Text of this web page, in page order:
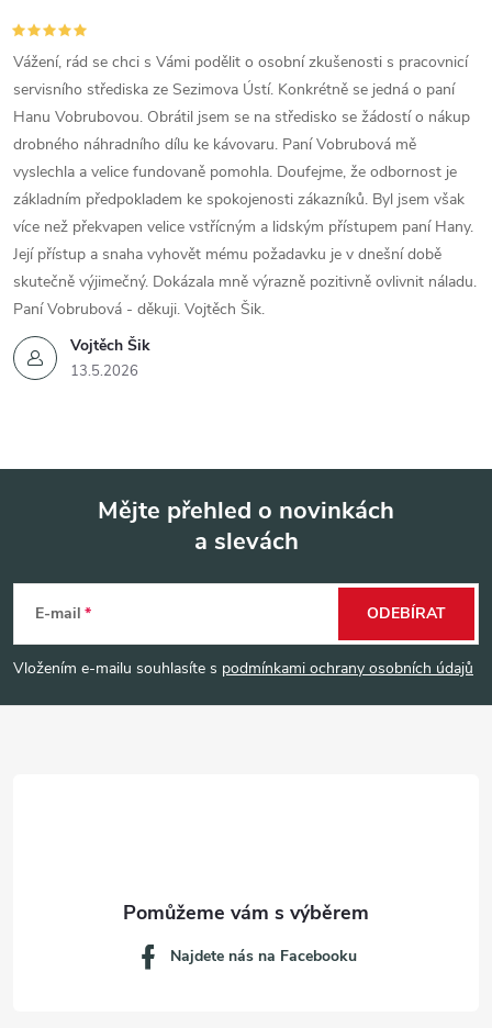
Vojtěch Šik
13.5.2026
Vážení, rád se chci s Vámi podělit o osobní zkušenosti s pracovnicí
servisního střediska ze Sezimova Ústí. Konkrétně se jedná o paní
Hanu Vobrubovou. Obrátil jsem se na středisko se žádostí o nákup
drobného náhradního dílu ke kávovaru. Paní Vobrubová mě
vyslechla a velice fundovaně pomohla. Doufejme, že odbornost je
základním předpokladem ke spokojenosti zákazníků. Byl jsem však
více než překvapen velice vstřícným a lidským přístupem paní Hany.
Její přístup a snaha vyhovět mému požadavku je v dnešní době
skutečně výjimečný. Dokázala mně výrazně pozitivně ovlivnit náladu.
Paní Vobrubová - děkuji. Vojtěch Šik.
p
a
Mějte přehled o novinkách
a slevách
E-mail
Vložením e-mailu souhlasíte s podmínkami ochrany osobních údajů
ODEBÍRAT
Najdete nás na Facebooku